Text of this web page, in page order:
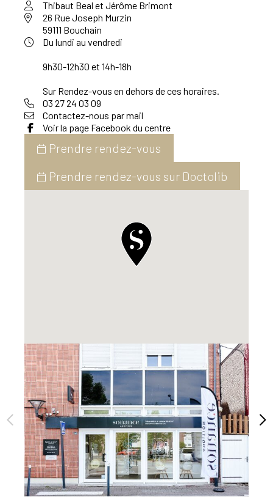
Thibaut Beal et Jérôme Brimont
26 Rue Joseph Murzin
59111 Bouchain
Du lundi au vendredi
9h30-12h30 et 14h-18h
Sur Rendez-vous en dehors de ces horaires.
03 27 24 03 09
Contactez-nous par mail
Voir la page Facebook du centre
Prendre rendez-vous
Prendre rendez-vous sur Doctolib